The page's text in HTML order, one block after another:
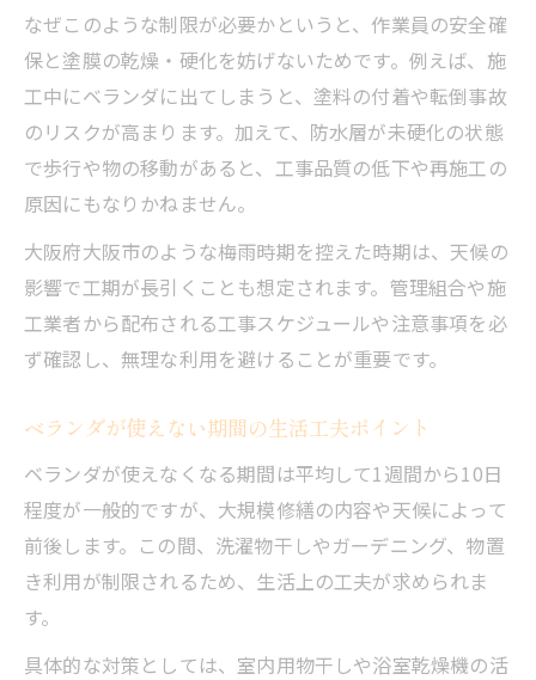
なぜこのような制限が必要かというと、作業員の安全確
保と塗膜の乾燥・硬化を妨げないためです。例えば、施
工中にベランダに出てしまうと、塗料の付着や転倒事故
のリスクが高まります。加えて、防水層が未硬化の状態
で歩行や物の移動があると、工事品質の低下や再施工の
原因にもなりかねません。
大阪府大阪市のような梅雨時期を控えた時期は、天候の
影響で工期が長引くことも想定されます。管理組合や施
工業者から配布される工事スケジュールや注意事項を必
ず確認し、無理な利用を避けることが重要です。
ベランダが使えない期間の生活工夫ポイント
ベランダが使えなくなる期間は平均して1週間から10日
程度が一般的ですが、大規模修繕の内容や天候によって
前後します。この間、洗濯物干しやガーデニング、物置
き利用が制限されるため、生活上の工夫が求められま
す。
具体的な対策としては、室内用物干しや浴室乾燥機の活